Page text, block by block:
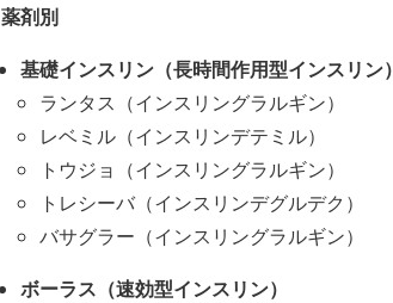
薬剤別
基礎インスリン（長時間作用型インスリン）
ランタス（インスリングラルギン）
レベミル（インスリンデテミル）
トウジョ（インスリングラルギン）
トレシーバ（インスリンデグルデク）
バサグラー（インスリングラルギン）
ボーラス（速効型インスリン）